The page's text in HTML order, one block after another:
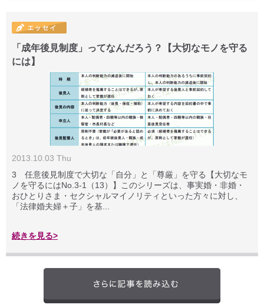
「成年後見制度」ってなんだろう？【大切なモノを守る
には】
2013.10.03 Thu
3 任意後見制度で大切な「自分」と「尊厳」を守る【大切なモ
ノを守るにはNo.3-1（13）】このシリーズは、事実婚・非婚・
おひとりさま・セクシャルマイノリティといった方々に対し、
「法律婚夫婦＋子」を基...
続きを見る>